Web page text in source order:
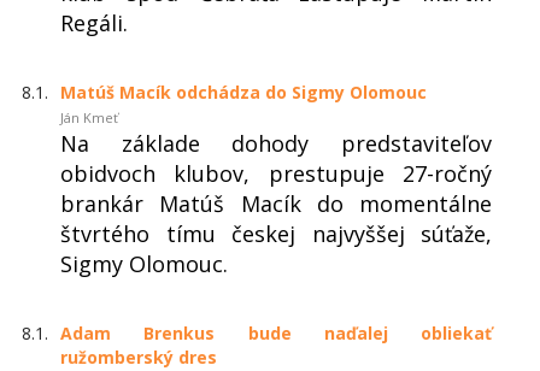
Regáli.
8.1. Matúš Macík odchádza do Sigmy Olomouc
Ján Kmeť
Na základe dohody predstaviteľov
obidvoch klubov, prestupuje 27-ročný
brankár Matúš Macík do momentálne
štvrtého tímu českej najvyššej súťaže,
Sigmy Olomouc.
8.1. Adam Brenkus bude naďalej obliekať
ružomberský dres